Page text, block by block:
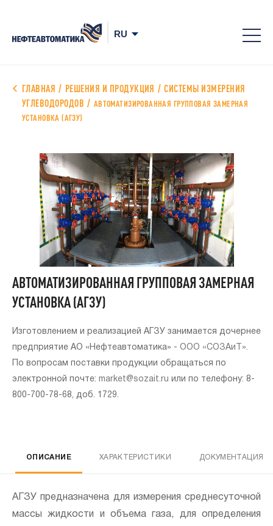
ГЛАВНАЯ РЕШЕНИЯ И ПРОДУКЦИЯ
СИСТЕМЫ ИЗМЕРЕНИЯ
УГЛЕВОДОРОДОВ
АВТОМАТИЗИРОВАННАЯ ГРУППОВАЯ ЗАМЕРНАЯ
УСТАНОВКА (АГЗУ)
АВТОМАТИЗИРОВАННАЯ ГРУППОВАЯ ЗАМЕРНАЯ
УСТАНОВКА (АГЗУ)
Изготовлением и реализацией АГЗУ занимается дочернее
предприятие АО «Нефтеавтоматика» - ООО «СОЗАиТ».
По вопросам поставки продукции обращаться по
электронной почте: market@sozait.ru или по телефону: 8-
800-700-78-68, доб. 1729.
ОПИСАНИЕ ХАРАКТЕРИСТИКИ ДОКУМЕНТАЦИЯ
АГЗУ предназначена для измерения среднесуточной
массы жидкости и объема газа, для определения